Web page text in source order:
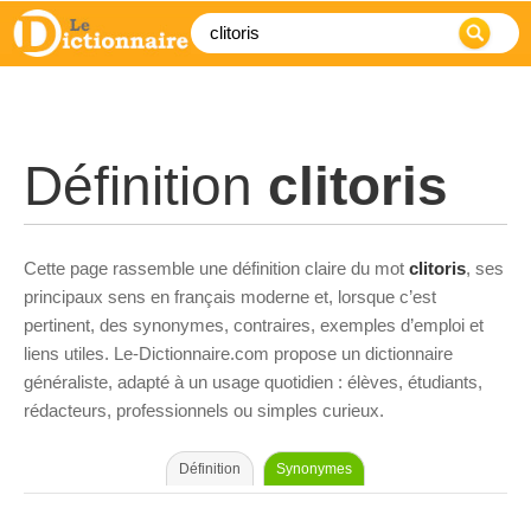
Définition clitoris
Cette page rassemble une définition claire du mot clitoris, ses
principaux sens en français moderne et, lorsque c’est
pertinent, des synonymes, contraires, exemples d’emploi et
liens utiles. Le-Dictionnaire.com propose un dictionnaire
généraliste, adapté à un usage quotidien : élèves, étudiants,
rédacteurs, professionnels ou simples curieux.
Définition Synonymes